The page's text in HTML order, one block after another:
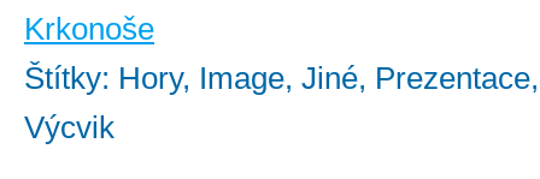
Krkonoše
Štítky: Hory, Image, Jiné,
Výcvik